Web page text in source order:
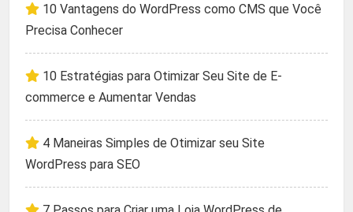
10 Vantagens do WordPress como CMS que Você
Precisa Conhecer
10 Estratégias para Otimizar Seu Site de E-
commerce e Aumentar Vendas
4 Maneiras Simples de Otimizar seu Site
WordPress para SEO